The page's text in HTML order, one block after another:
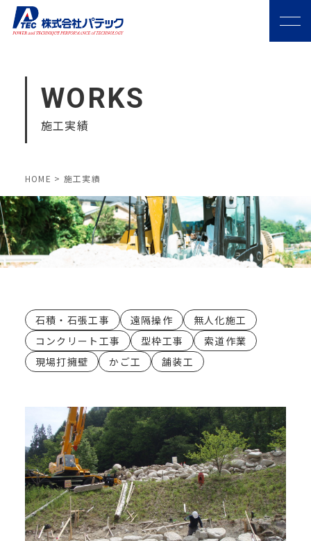
WORKS
施工実績
HOME > 施工実績
石積・石張工事 遠隔操作
無人化施工
コンクリート工事
型枠工事
索道作業
現場打擁壁
かご工 舗装工